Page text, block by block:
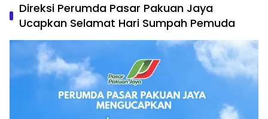
Direksi Perumda Pasar Pakuan Jaya
Ucapkan Selamat Hari Sumpah Pemuda